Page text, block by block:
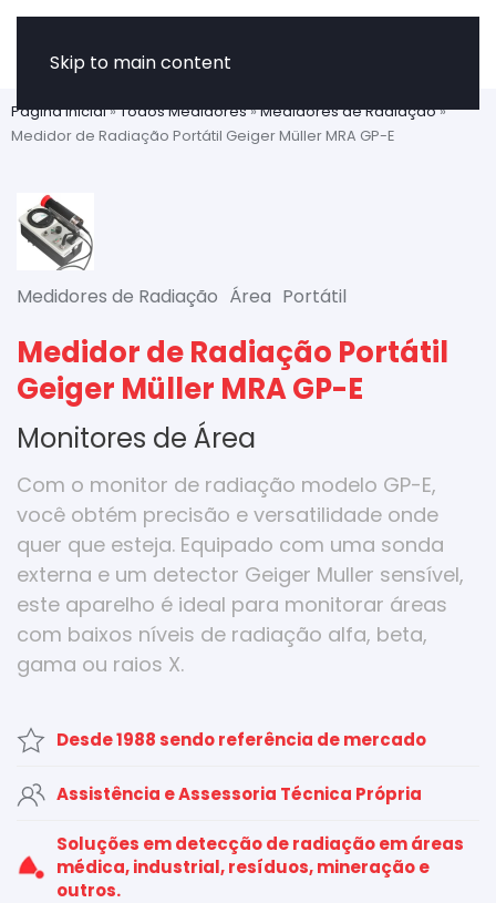
Skip to main content
Página Inicial»Todos Medidores»Medidores de Radiação»
Medidor de Radiação Portátil Geiger Müller MRA GP-E
Medidores de Radiação Área Portátil
Medidor de Radiação Portátil
Geiger Müller MRA GP-E
Monitores de Área
Com o monitor de radiação modelo GP-E,
você obtém precisão e versatilidade onde
quer que esteja. Equipado com uma sonda
externa e um detector Geiger Muller sensível,
este aparelho é ideal para monitorar áreas
com baixos níveis de radiação alfa, beta,
gama ou raios X.
Desde 1988 sendo referência de mercado
Assistência e Assessoria Técnica Própria
Soluções em detecção de radiação em áreas
médica, industrial, resíduos, mineração e
outros.